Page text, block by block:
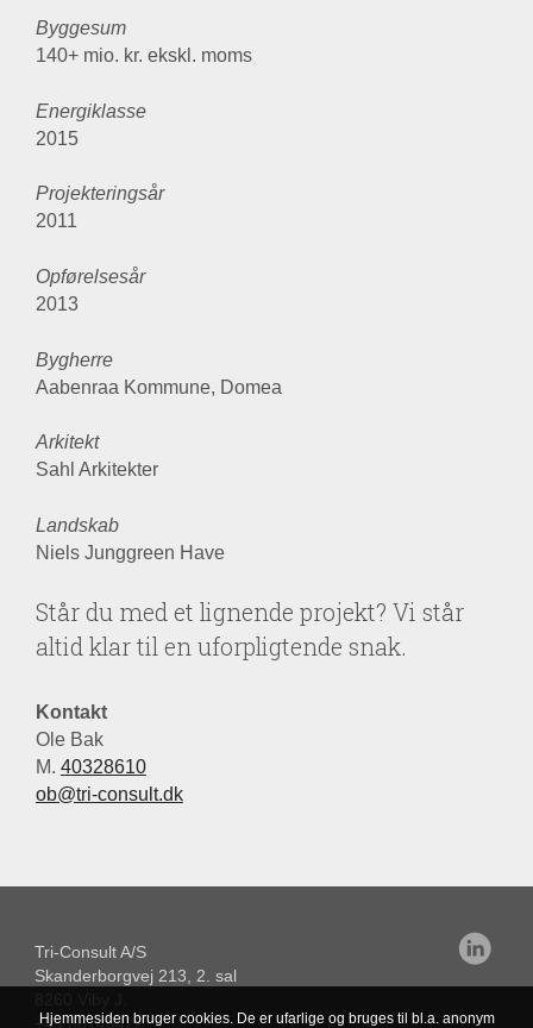
Byggesum
140+ mio. kr. ekskl. moms
Energiklasse
2015
Projekteringsår
2011
Opførelsesår
2013
Bygherre
Aabenraa Kommune, Domea
Arkitekt
Sahl Arkitekter
Landskab
Niels Junggreen Have
Står du med et lignende projekt? Vi står
altid klar til en uforpligtende snak.
Kontakt
Ole Bak
M. 40328610
ob@tri-consult.dk
Tri-Consult A/S
Skanderborgvej 213, 2. sal
+45 86145422
Hjemmesiden bruger cookies. De er ufarlige og bruges til bl.a. anonym